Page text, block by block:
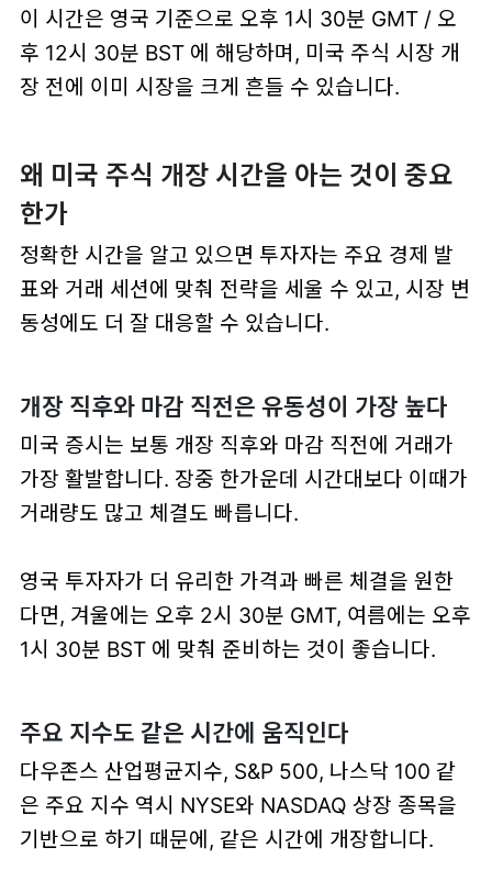
이 시간은 영국 기준으로 오후 1시 30분 GMT / 오
후 12시 30분 BST에 해당하며, 미국 주식 시장 개
장 전에 이미 시장을 크게 흔들 수 있습니다.
왜 미국 주식 개장 시간을 아는 것이 중요
한가
정확한 시간을 알고 있으면 투자자는 주요 경제 발
표와 거래 세션에 맞춰 전략을 세울 수 있고, 시장 변
동성에도 더 잘 대응할 수 있습니다.
개장 직후와 마감 직전은 유동성이 가장 높다
미국 증시는 보통 개장 직후와 마감 직전에 거래가
가장 활발합니다. 장중 한가운데 시간대보다 이때가
거래량도 많고 체결도 빠릅니다.
영국 투자자가 더 유리한 가격과 빠른 체결을 원한
다면, 겨울에는 오후 2시 30분 GMT, 여름에는 오후
1시 30분 BST에 맞춰 준비하는 것이 좋습니다.
주요 지수도 같은 시간에 움직인다
다우존스 산업평균지수, S&P 500, 나스닥 100 같
은 주요 지수 역시 NYSE와 NASDAQ 상장 종목을
기반으로 하기 때문에, 같은 시간에 개장합니다.